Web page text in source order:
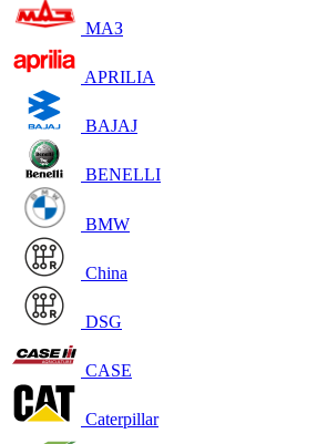
МАЗ
APRILIA
BAJAJ
BENELLI
BMW
China
DSG
CASE
Caterpillar